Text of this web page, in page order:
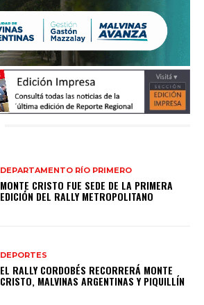
DEPARTAMENTO RÍO PRIMERO
MONTE CRISTO FUE SEDE DE LA PRIMERA
EDICIÓN DEL RALLY METROPOLITANO
DEPORTES
EL RALLY CORDOBÉS RECORRERÁ MONTE
CRISTO, MALVINAS ARGENTINAS Y PIQUILLÍN